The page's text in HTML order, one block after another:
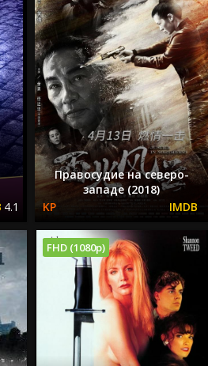
4.1
Правосудие на северо-
западе (2018)
FHD (1080p)